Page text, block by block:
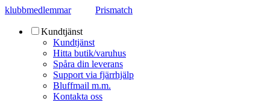
klubbmedlemmar Prismatch
Kundtjänst
Kundtjänst
Hitta butik/varuhus
Spåra din leverans
Support via fjärrhjälp
Bluffmail m.m.
Kontakta oss